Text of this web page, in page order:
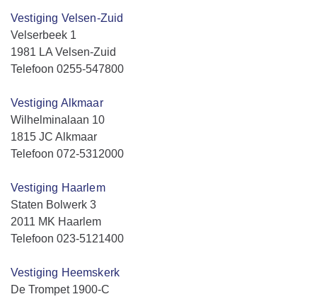
Vestiging Velsen-Zuid
Velserbeek 1
1981 LA Velsen-Zuid
Telefoon 0255-547800
Vestiging Alkmaar
Wilhelminalaan 10
1815 JC Alkmaar
Telefoon 072-5312000
Vestiging Haarlem
Staten Bolwerk 3
2011 MK Haarlem
Telefoon 023-5121400
Vestiging Heemskerk
De Trompet 1900-C